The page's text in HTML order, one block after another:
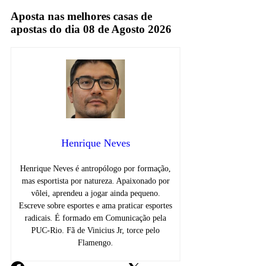
Aposta nas melhores casas de
apostas do dia 08 de Agosto 2026
Henrique Neves
Henrique Neves é antropólogo por formação,
mas esportista por natureza. Apaixonado por
vôlei, aprendeu a jogar ainda pequeno.
Escreve sobre esportes e ama praticar esportes
radicais. É formado em Comunicação pela
PUC-Rio. Fã de Vinicius Jr, torce pelo
Flamengo.